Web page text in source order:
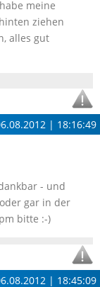
meine
ziehen
alles gut
| 18:16:49
- und
gar in der
bitte :-)
| 18:45:09